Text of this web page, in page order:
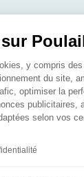
y compris
du site,
optimiser la
publicitaires,
selon vos
Axeptio consent